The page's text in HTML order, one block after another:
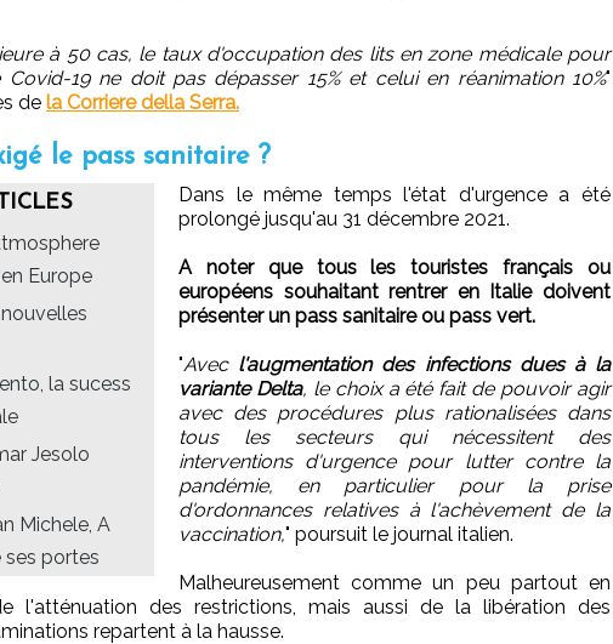
à 50 cas, le taux d'occupation des lits en zone médicale pour
19 ne doit pas dépasser 15% et celui en réanimation 10%"
de la Corriere della Serra.
le pass sanitaire ?
Europe
la sucess
Jesolo
Michele, A
portes
Dans le même temps l'état d'urgence a été
prolongé jusqu'au 31 décembre 2021.
A noter que tous les touristes français ou
européens souhaitant rentrer en Italie doivent
présenter un pass sanitaire ou pass vert.
"Avec l'augmentation des infections dues à la
variante Delta, le choix a été fait de pouvoir agir
avec des procédures plus rationalisées dans
tous les secteurs qui nécessitent des
interventions d'urgence pour lutter contre la
pandémie, en particulier pour la prise
d'ordonnances relatives à l'achèvement de la
vaccination," poursuit le journal italien.
Malheureusement comme un peu partout en
l'atténuation des restrictions, mais aussi de la libération des
repartent à la hausse.